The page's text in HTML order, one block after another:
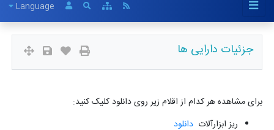
Language
جزئیات دارایی ها
برای مشاهده هر کدام از اقلام زیر روی دانلود کلیک کنید:
ریز ابزارآلاتدانلود